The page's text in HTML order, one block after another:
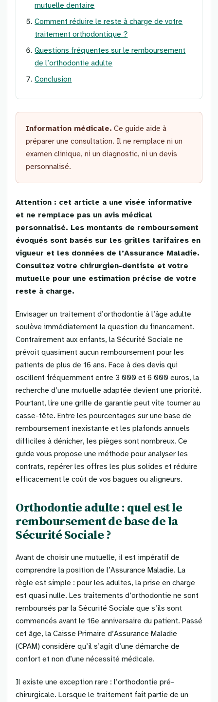
mutuelle dentaire
Comment réduire le reste à charge de votre
traitement orthodontique ?
Questions fréquentes sur le remboursement
de l’orthodontie adulte
Conclusion
Information médicale. Ce guide aide à
préparer une consultation. Il ne remplace ni un
examen clinique, ni un diagnostic, ni un devis
personnalisé.
Attention : cet article a une visée informative
et ne remplace pas un avis médical
personnalisé. Les montants de remboursement
évoqués sont basés sur les grilles tarifaires en
vigueur et les données de l’Assurance Maladie.
Consultez votre chirurgien-dentiste et votre
mutuelle pour une estimation précise de votre
reste à charge.
Envisager un traitement d’orthodontie à l’âge adulte
soulève immédiatement la question du financement.
Contrairement aux enfants, la Sécurité Sociale ne
prévoit quasiment aucun remboursement pour les
patients de plus de 16 ans. Face à des devis qui
oscillent fréquemment entre 3 000 et 6 000 euros, la
recherche d’une mutuelle adaptée devient une priorité.
Pourtant, lire une grille de garantie peut vite tourner au
casse-tête. Entre les pourcentages sur une base de
remboursement inexistante et les plafonds annuels
difficiles à dénicher, les pièges sont nombreux. Ce
guide vous propose une méthode pour analyser les
contrats, repérer les offres les plus solides et réduire
efficacement le coût de vos bagues ou aligneurs.
Orthodontie adulte : quel est le
remboursement de base de la
Sécurité Sociale ?
Avant de choisir une mutuelle, il est impératif de
comprendre la position de l’Assurance Maladie. La
règle est simple : pour les adultes, la prise en charge
est quasi nulle. Les traitements d’orthodontie ne sont
remboursés par la Sécurité Sociale que s’ils sont
commencés avant le 16e anniversaire du patient. Passé
cet âge, la Caisse Primaire d’Assurance Maladie
(CPAM) considère qu’il s’agit d’une démarche de
confort et non d’une nécessité médicale.
Il existe une exception rare : l’orthodontie pré-
chirurgicale. Lorsque le traitement fait partie de un